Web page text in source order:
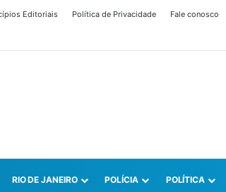
Editoriais Política de Privacidade Fale conosco
RIO DE JANEIRO POLÍCIA POLÍTICA